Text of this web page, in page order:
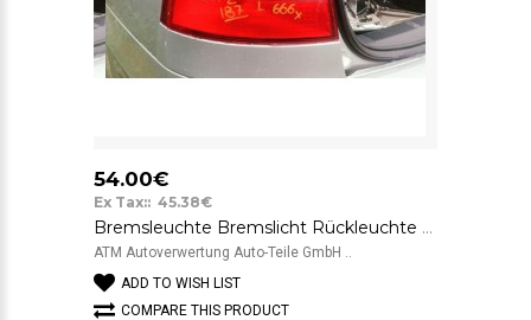
54.00€
Ex Tax:: 45.38€
Bremsleuchte Bremslicht Rückleuchte Rücklicht links Skoda Octavia 2 II Limousine
ATM Autoverwertung Auto-Teile GmbH ..
ADD TO WISH LIST
COMPARE THIS PRODUCT